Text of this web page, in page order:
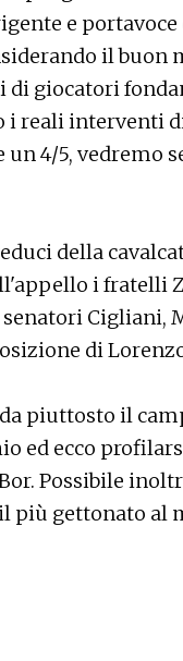
e portavoce
il buon
di giocatori
i reali interventi
4/5, vedremo
della
i fratelli
Cigliani,
di
piuttosto il
ed ecco
Possibile
più gettonato al